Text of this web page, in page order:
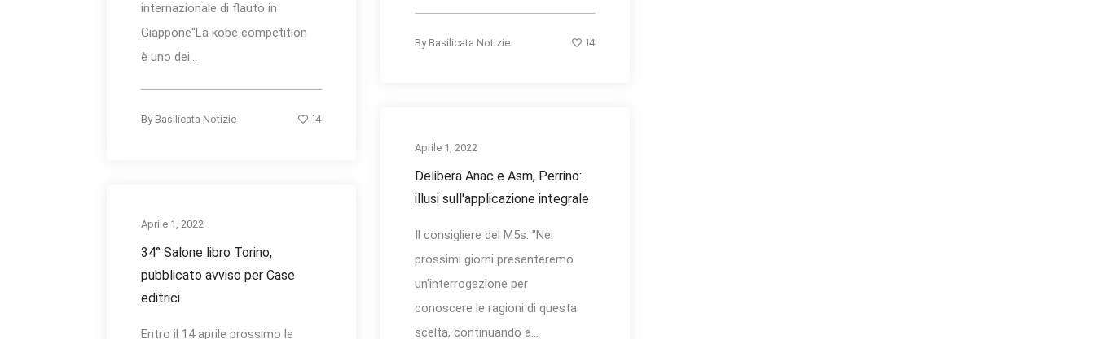
internazionale di flauto in
Giappone“La kobe competition
è uno dei...
By Basilicata Notizie 14
By Basilicata Notizie 14
Aprile 1, 2022
Delibera Anac e Asm, Perrino:
illusi sull'applicazione integrale
Il consigliere del M5s: "Nei
prossimi giorni presenteremo
un'interrogazione per
conoscere le ragioni di questa
scelta, continuando a...
Aprile 1, 2022
34° Salone libro Torino,
pubblicato avviso per Case
editrici
Entro il 14 aprile prossimo le